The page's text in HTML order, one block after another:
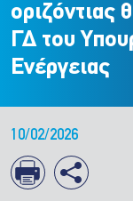
οριζόντιας
ΓΔ του
Ενέργειας
10/02/2026